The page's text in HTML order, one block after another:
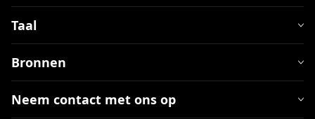
Taal
Bronnen
Neem contact met ons op